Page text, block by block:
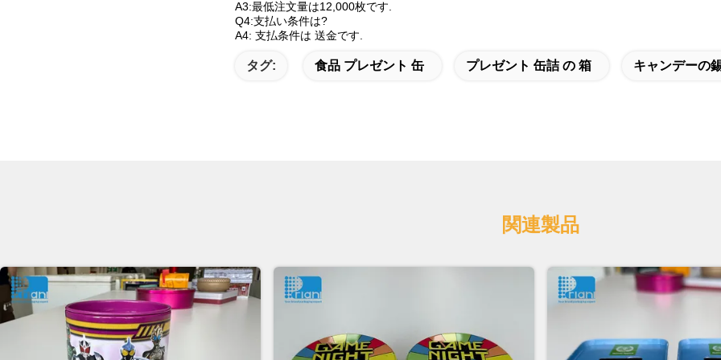
A3:最低注文量は12,000枚です.
Q4:支払い条件は?
A4: 支払条件は 送金です.
タグ: 食品 プレゼント 缶 プレゼント 缶詰 の 箱 キャンデーの
関連製品